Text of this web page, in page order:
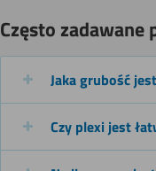
Często zadawane
Jaka grubość
Czy plexi jest